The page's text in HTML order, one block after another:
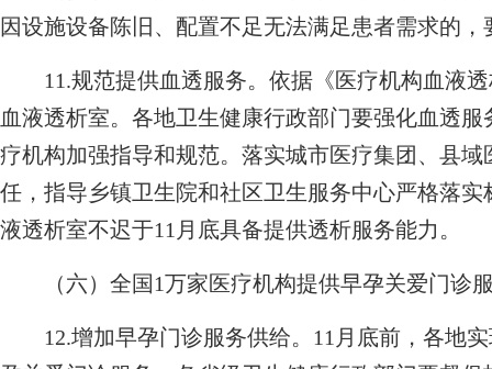
因设施设备陈旧、配置不足无法满足患者需求的
11.规范提供血透服务。依据《医疗机构血液透
血液透析室。各地卫生健康行政部门要强化血透
疗机构加强指导和规范。落实城市医疗集团、县
任，指导乡镇卫生院和社区卫生服务中心严格落
液透析室不迟于11月底具备提供透析服务能力。
（六）全国1万家医疗机构提供早孕关爱门诊
12.增加早孕门诊服务供给。11月底前，各地实